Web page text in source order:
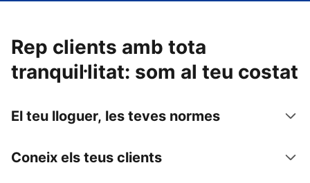
Rep clients amb tota
tranquil·litat: som al teu costat
El teu lloguer, les teves normes
Coneix els teus clients